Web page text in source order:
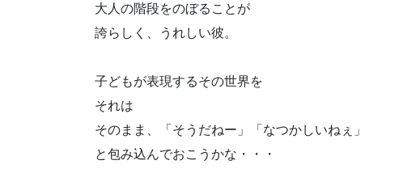
大人の階段をのぼることが
誇らしく、うれしい彼。
子どもが表現するその世界を
それは
そのまま、「そうだねー」「なつかしいねぇ」
と包み込んでおこうかな・・・